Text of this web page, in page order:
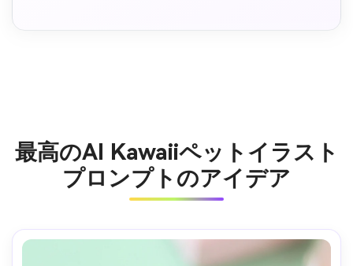
最高のAI Kawaiiペットイラスト
プロンプトのアイデア